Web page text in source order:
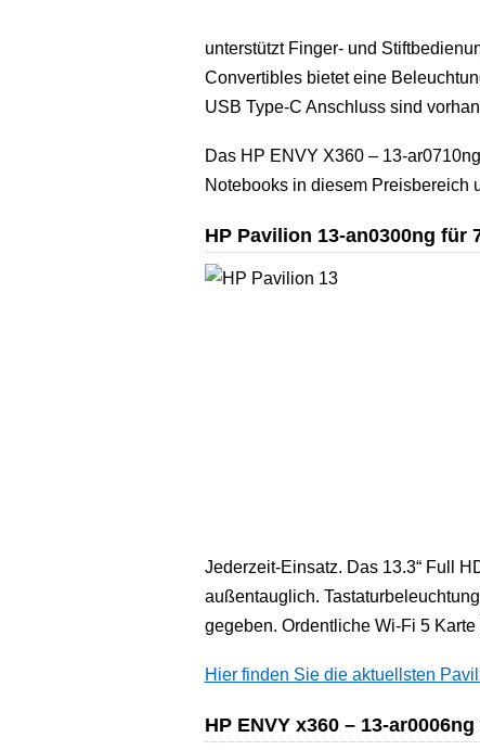
unterstützt Finger- und
Convertibles bietet eine
USB Type-C Anschluss sind
Das HP ENVY X360 – 13-
Notebooks in diesem Preisbereich
HP Pavilion 13-an0300ng für
Jederzeit-Einsatz. Das 13.3“ Full
außentauglich.
gegeben. Ordentliche Wi-Fi 5 Karte
Hier finden Sie die aktuellsten
HP ENVY x360 – 13-